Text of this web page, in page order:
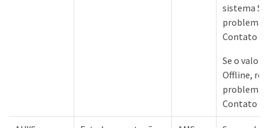
sistema
problema
Contato
Se o valor
Offline,
problema
Contato